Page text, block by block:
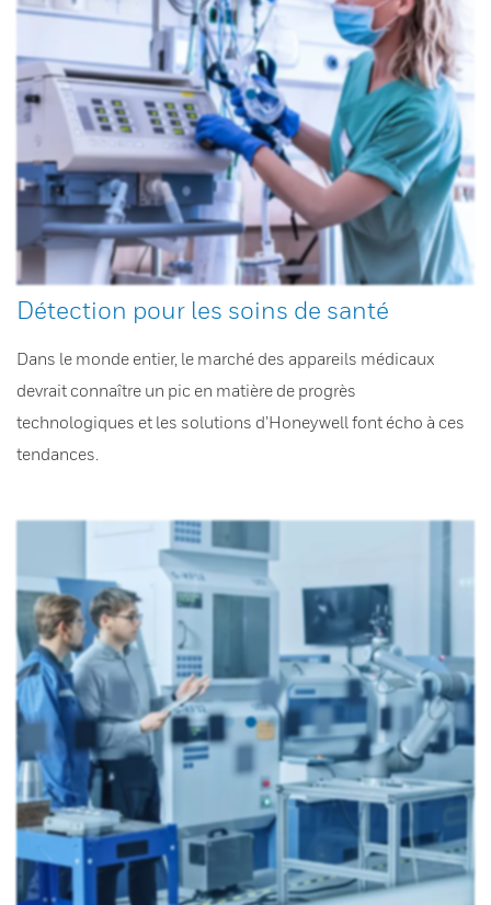
Détection pour les soins de santé
Dans le monde entier, le marché des appareils médicaux
devrait connaître un pic en matière de progrès
technologiques et les solutions d’Honeywell font écho à ces
tendances.